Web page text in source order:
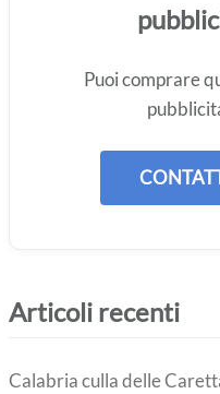
Puoi comprare
Articoli recenti
Calabria culla delle